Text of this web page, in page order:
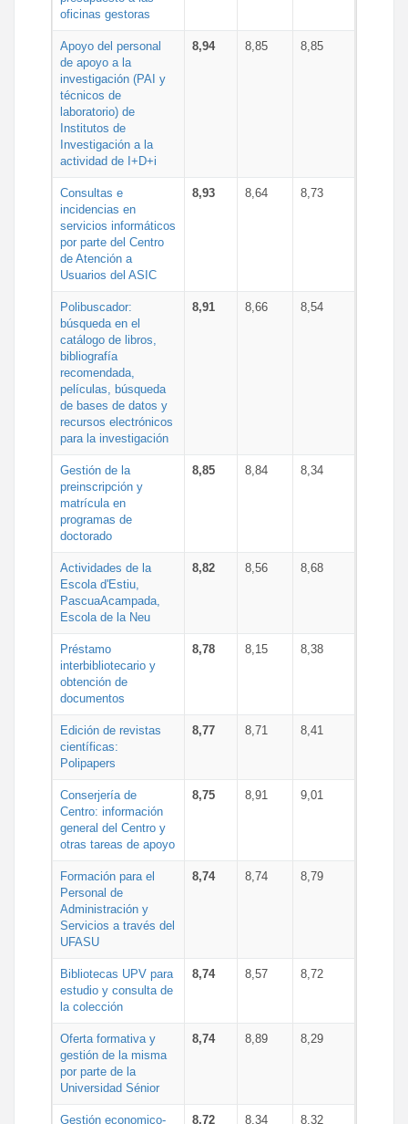
oficinas gestoras
Apoyo del personal
de apoyo a la
investigación (PAI y
técnicos de
laboratorio) de
Institutos de
Investigación a la
actividad de I+D+i
8,94 8,85 8,85
Consultas e
incidencias en
servicios informáticos
por parte del Centro
de Atención a
Usuarios del ASIC
8,93 8,64 8,73
Polibuscador:
búsqueda en el
catálogo de libros,
bibliografía
recomendada,
películas, búsqueda
de bases de datos y
recursos electrónicos
para la investigación
8,91 8,66 8,54
Gestión de la
preinscripción y
matrícula en
programas de
doctorado
8,85 8,84 8,34
Actividades de la
Escola d'Estiu,
PascuaAcampada,
Escola de la Neu
8,82 8,56 8,68
Préstamo
interbibliotecario y
obtención de
documentos
8,78 8,15 8,38
Edición de revistas
científicas:
Polipapers
8,77 8,71 8,41
Conserjería de
Centro: información
general del Centro y
otras tareas de apoyo
8,75 8,91 9,01
Formación para el
Personal de
Administración y
Servicios a través del
UFASU
8,74 8,74 8,79
Bibliotecas UPV para
estudio y consulta de
la colección
8,74 8,57 8,72
Oferta formativa y
gestión de la misma
por parte de la
Universidad Sénior
8,74 8,89 8,29
Gestión economico- 8,72 8,34 8,32